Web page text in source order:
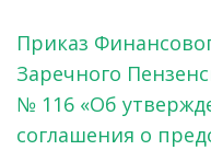
Приказ
Заречного
№ 116 «Об
соглашения о